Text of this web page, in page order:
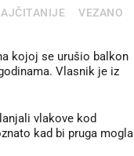
VEZANO
kojoj se urušio balkon
Vlasnik je iz
vlakove kod
kad bi pruga mogla